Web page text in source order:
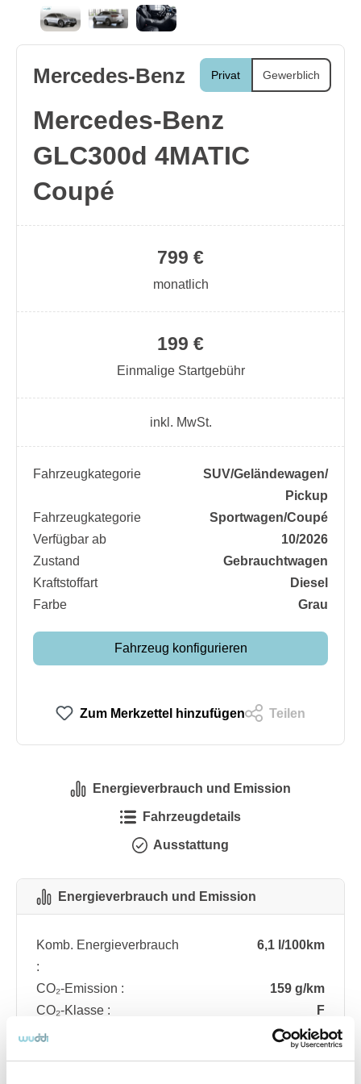
Privat Gewerblich
Mercedes-Benz
Mercedes-Benz
GLC300d 4MATIC
Coupé
199 €
Einmalige Startgebühr
799 €
monatlich
inkl. MwSt.
Fahrzeugkategorie
SUV/​Geländewagen/​
Pickup
Fahrzeugkategorie
Sportwagen/​Coupé
Verfügbar ab
10/2026
Zustand
Gebrauchtwagen
Kraftstoffart
Diesel
Farbe
Grau
Fahrzeug konfigurieren
Zum Merkzettel hinzufügen Teilen
Energieverbrauch und Emission
Fahrzeugdetails
Ausstattung
Energieverbrauch und Emission
Komb. Energieverbrauch
:
6,1 l/100km
CO₂-Emission :
159 g/km
CO₂-Klasse :
F